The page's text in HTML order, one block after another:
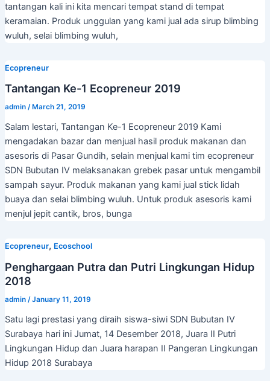
tantangan kali ini kita mencari tempat stand di tempat
keramaian. Produk unggulan yang kami jual ada sirup blimbing
wuluh, selai blimbing wuluh,
Ecopreneur
Tantangan Ke-1 Ecopreneur 2019
admin / March 21, 2019
Salam lestari, Tantangan Ke-1 Ecopreneur 2019 Kami
mengadakan bazar dan menjual hasil produk makanan dan
asesoris di Pasar Gundih, selain menjual kami tim ecopreneur
SDN Bubutan IV melaksanakan grebek pasar untuk mengambil
sampah sayur. Produk makanan yang kami jual stick lidah
buaya dan selai blimbing wuluh. Untuk produk asesoris kami
menjul jepit cantik, bros, bunga
Ecopreneur, Ecoschool
Penghargaan Putra dan Putri Lingkungan Hidup
2018
admin /January 11, 2019
Satu lagi prestasi yang diraih siswa-siwi SDN Bubutan IV
Surabaya hari ini Jumat, 14 Desember 2018, Juara II Putri
Lingkungan Hidup dan Juara harapan II Pangeran Lingkungan
Hidup 2018 Surabaya